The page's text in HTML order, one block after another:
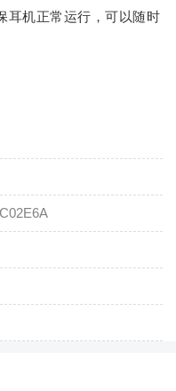
耳机正常运行，可以随时